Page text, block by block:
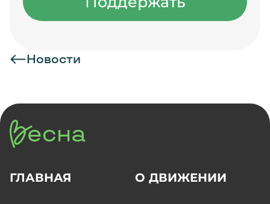
Новости
ГЛАВНАЯ О ДВИЖЕНИИ